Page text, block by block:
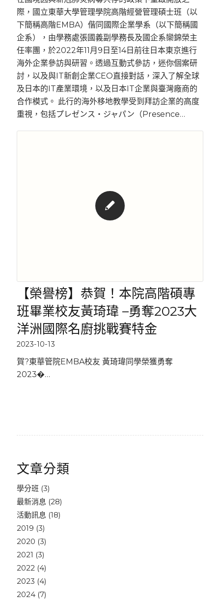
際，國立東華大學管理學院高階經營管理碩士班（以
下簡稱高階EMBA）偕同國際企業學系（以下簡稱國
企系），由學務處張國義副學務長及國企系欒錦榮主
任率團，於2022年11月9日至14日前往日本東京進行
海外企業參訪與研習。透過互動式參訪，迷你個案研
討，以及與IT新創企業CEO直接對話，深入了解全球
及日本的IT產業環境，以及日本IT企業與臺灣廠商的
合作模式。 此行的海外移地教學受到拜訪企業的高度
重視，包括プレゼンス・ジャパン（Presence…
【榮譽榜】恭賀！本院高階碩專
班畢業校友黃琦瑋 –勇奪2023大
洋洲國際名廚挑戰賽特金
2023-10-13
賀?東華管院EMBA校友 黃琦瑋同學榮獲勇奪
2023�…
文章分類
學分班 (3)
最新消息 (28)
活動訊息 (18)
2019 (3)
2020 (3)
2021 (3)
2022(4)
2023 (4)
2024(7)